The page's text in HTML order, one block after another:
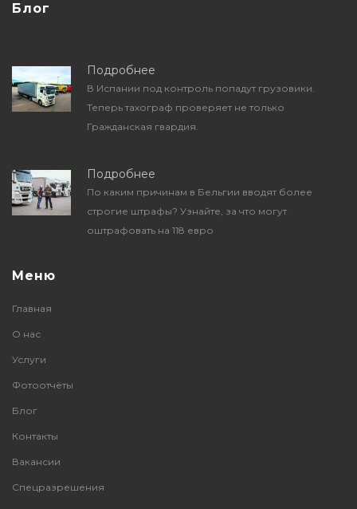
Блог
Подробнее
В Испании под контроль попадут грузовики.
Теперь тахограф проверяет не только
Гражданская гвардия.
Подробнее
По каким причинам в Бельгии вводят более
строгие штрафы? Узнайте, за что могут
оштрафовать на 118 евро
Меню
Главная
О нас
Услуги
Фотоотчёты
Блог
Контакты
Вакансии
Спецразрешения